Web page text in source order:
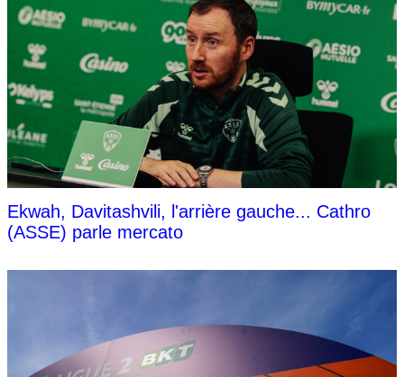
Ekwah, Davitashvili, l'arrière gauche... Cathro
(ASSE) parle mercato